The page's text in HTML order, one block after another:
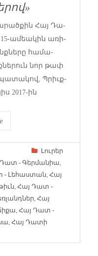
Հայ Դա­
ամ­եա­կին առի­
հա­մա­
նոր թափ
Պրիւք­
2017-ին
Լուրեր
- Գերմանիա
- Լեհաստան ,Հայ
,Հայ Դատ -
,Հայ
,Հայ Դատ -
,Հայ Դատի